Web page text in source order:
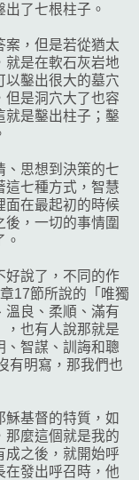
了七根柱子。
案，但是若從猶太
就是在軟石灰岩地
以鑿出很大的墓穴
但是洞穴大了也容
就是鑿出柱子；鑿
、思想到決策的七
這七種方式，智慧
面在最起初的時候
，一切的事情圍
好說了，不同的作
17節所說的「唯獨
溫良、柔順、滿有
，也有人說那就是
、智謀、訓誨和聰
有明寫，那我們也
基督的特質，如
那麼這個就是我的
成之後，就開始呼
在發出呼召時，他